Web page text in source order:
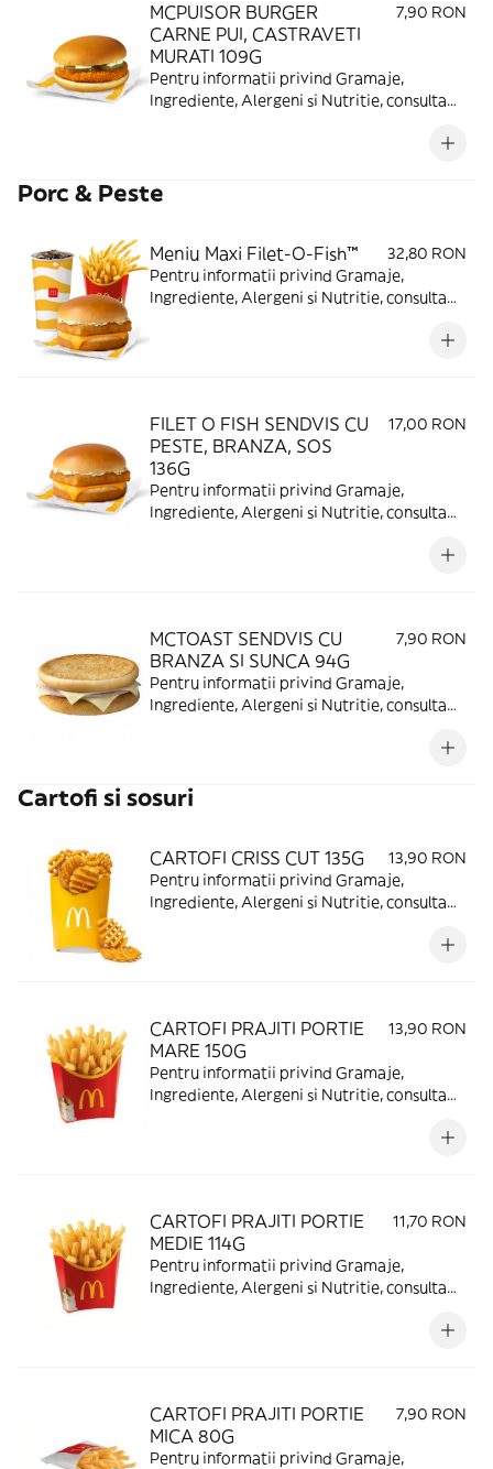
MCPUISOR BURGER
CARNE PUI, CASTRAVETI
MURATI 109G
7,90 RON
Pentru informatii privind Gramaje,
Ingrediente, Alergeni si Nutritie, consulta
Porc & Peste
Meniu Maxi Filet-O-Fish™
32,80 RON
Pentru informatii privind Gramaje,
Ingrediente, Alergeni si Nutritie, consulta
FILET O FISH SENDVIS CU
PESTE, BRANZA, SOS
136G
17,00 RON
Pentru informatii privind Gramaje,
Ingrediente, Alergeni si Nutritie, consulta
MCTOAST SENDVIS CU
BRANZA SI SUNCA 94G
7,90 RON
Pentru informatii privind Gramaje,
Ingrediente, Alergeni si Nutritie, consulta
Cartofi si sosuri
CARTOFI CRISS CUT 135G
13,90 RON
Pentru informatii privind Gramaje,
Ingrediente, Alergeni si Nutritie, consulta
CARTOFI PRAJITI PORTIE
MARE 150G
13,90 RON
Pentru informatii privind Gramaje,
Ingrediente, Alergeni si Nutritie, consulta
CARTOFI PRAJITI PORTIE
MEDIE 114G
11,70 RON
Pentru informatii privind Gramaje,
Ingrediente, Alergeni si Nutritie, consulta
CARTOFI PRAJITI PORTIE
MICA 80G
7,90 RON
Pentru informatii privind Gramaje,